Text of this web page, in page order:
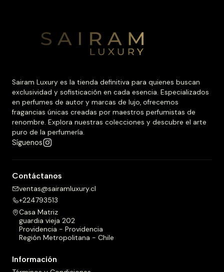
Sairam Luxury es la tienda definitiva para quienes buscan
exclusividad y sofisticación en cada esencia. Especializados
en perfumes de autor y marcas de lujo, ofrecemos
fragancias únicas creadas por maestros perfumistas de
renombre. Explora nuestras colecciones y descubre el arte
puro de la perfumería.
Síguenos
Contáctanos
ventas@sairamluxury.cl
+224793513
Casa Matriz
guardia vieja 202
Providencia - Providencia
Región Metropolitana - Chile
Información